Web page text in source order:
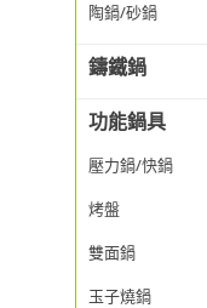
陶鍋/砂鍋
鑄鐵鍋
功能鍋具
壓力鍋/快鍋
烤盤
雙面鍋
玉子燒鍋